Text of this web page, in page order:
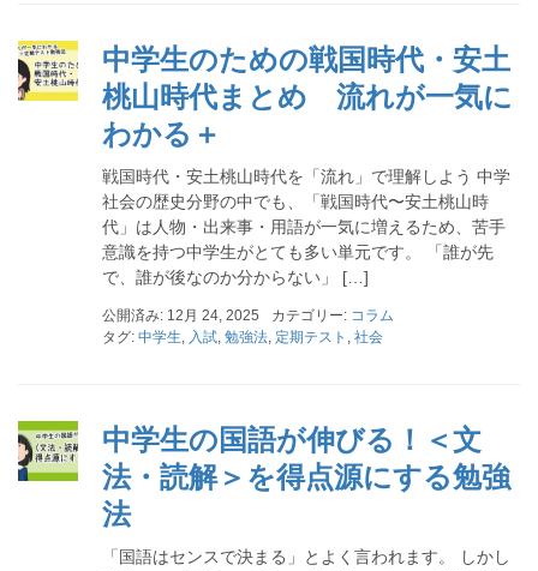
中学生のための戦国時代・安土
桃山時代まとめ 流れが一気に
わかる＋
戦国時代・安土桃山時代を「流れ」で理解しよう 中学
社会の歴史分野の中でも、「戦国時代〜安土桃山時
代」は人物・出来事・用語が一気に増えるため、苦手
意識を持つ中学生がとても多い単元です。 「誰が先
で、誰が後なのか分からない」 […]
公開済み: 12月 24, 2025 カテゴリー: コラム
タグ: 中学生 入試 勉強法 定期テスト 社会
中学生の国語が伸びる！＜文
法・読解＞を得点源にする勉強
法
「国語はセンスで決まる」とよく言われます。 しかし